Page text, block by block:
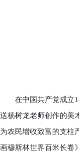
在中国共产党成立
送杨树龙老师创作的美
为农民增收致富的支柱
画穆斯林世界百米长卷